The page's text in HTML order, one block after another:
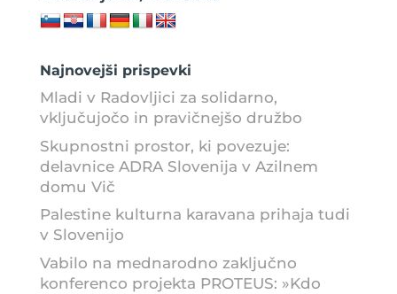
Najnovejši prispevki
Mladi v Radovljici za solidarno,
vključujočo in pravičnejšo družbo
Skupnostni prostor, ki povezuje:
delavnice ADRA Slovenija v Azilnem
domu Vič
Palestine kulturna karavana prihaja tudi
v Slovenijo
Vabilo na mednarodno zaključno
konferenco projekta PROTEUS: »Kdo